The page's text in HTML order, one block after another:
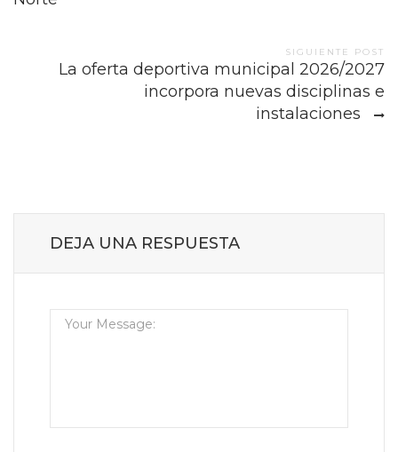
SIGUIENTE POST
La oferta deportiva municipal 2026/2027
incorpora nuevas disciplinas e
instalaciones
DEJA UNA RESPUESTA